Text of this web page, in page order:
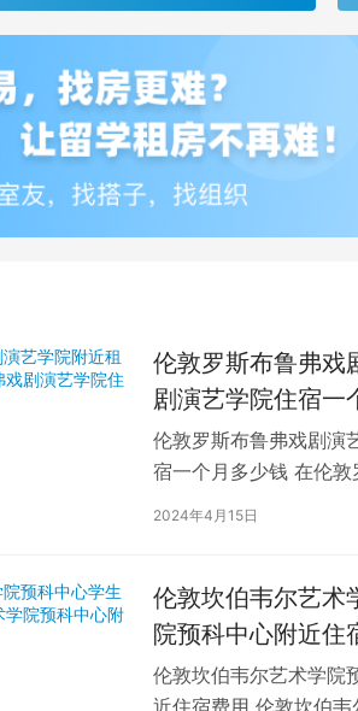
伦敦罗斯布鲁弗戏
剧演艺学院住宿一
伦敦罗斯布鲁弗戏剧演
宿一个月多少钱 在伦
学生活中的一项关键任
2024年4月15日
伦敦坎伯韦尔艺术
院预科中心附近住
伦敦坎伯韦尔艺术学院
近住宿费用 伦敦坎伯